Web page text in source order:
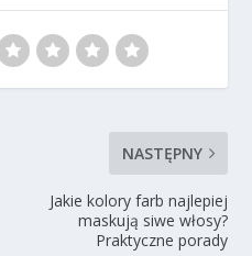
NASTĘPNY
Jakie kolory farb najlepiej
maskują siwe włosy?
Praktyczne porady